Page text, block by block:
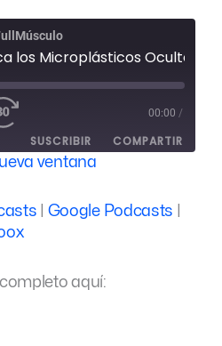
FAST
FORWARD
30
SECONDS
00:00 /
SUSCRIBIR COMPARTIR
YouTube
ventana
Google Podcasts
aquí: